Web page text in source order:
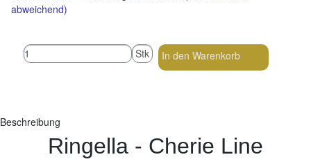
abweichend)
Stk In den Warenkorb
Beschreibung
Ringella - Cherie Line